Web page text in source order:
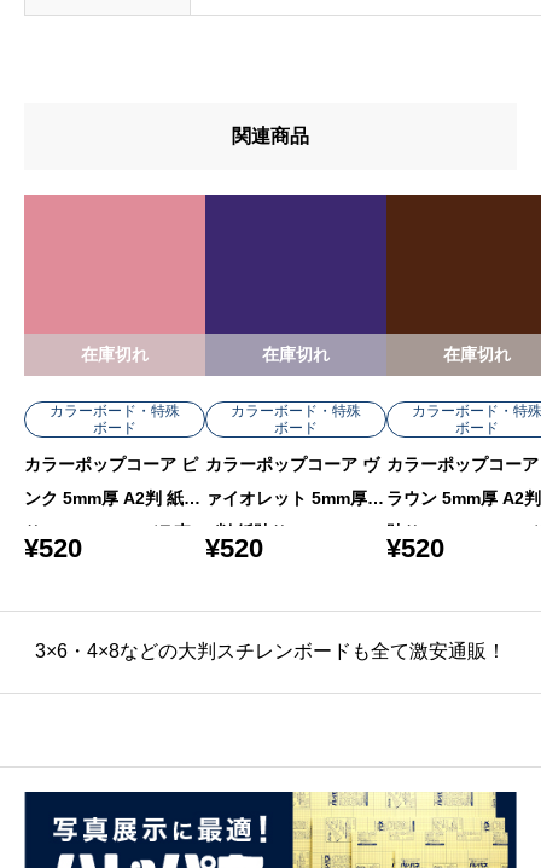
関連商品
カラーボード・特殊
ボード
カラーポップコーア ピ
ンク 5mm厚 A2判 紙貼
り 5PC-A2-PK バラ売
¥520
在庫切れ
カラーボード・特殊
ボード
カラーポップコーア ヴ
ァイオレット 5mm厚 A
2判 紙貼り 5PC-A2-VT
¥520
在庫切れ
カラーボード・特殊
ボード
カラーポップコー
ラウン 5mm厚 A2
貼り 5PC-A2-BR バ
¥520
在庫切れ
3×6・4×8などの大判スチレンボードも全て激安通販！